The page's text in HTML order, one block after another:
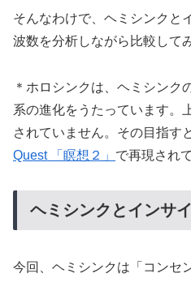
そんなわけで、ヘミシンクと
波数を分析しながら比較して
＊ホロシンクは、ヘミシンク
系の進化をうたっています。
されていません。その目指す
Quest 「瞑想２」 で再現され
ヘミシンクとインサ
今回、ヘミシンクは「コンセ